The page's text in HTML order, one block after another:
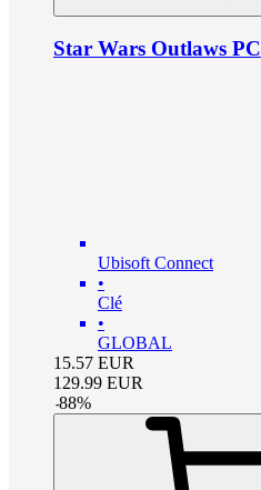
Star Wars Outlaws PC
Ubisoft Connect
•
Clé
•
GLOBAL
15.57 EUR
129.99 EUR
-88%